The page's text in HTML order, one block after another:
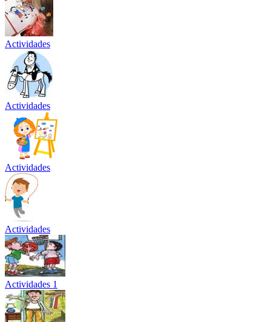
Actividades
Actividades
Actividades
Actividades
Actividades 1